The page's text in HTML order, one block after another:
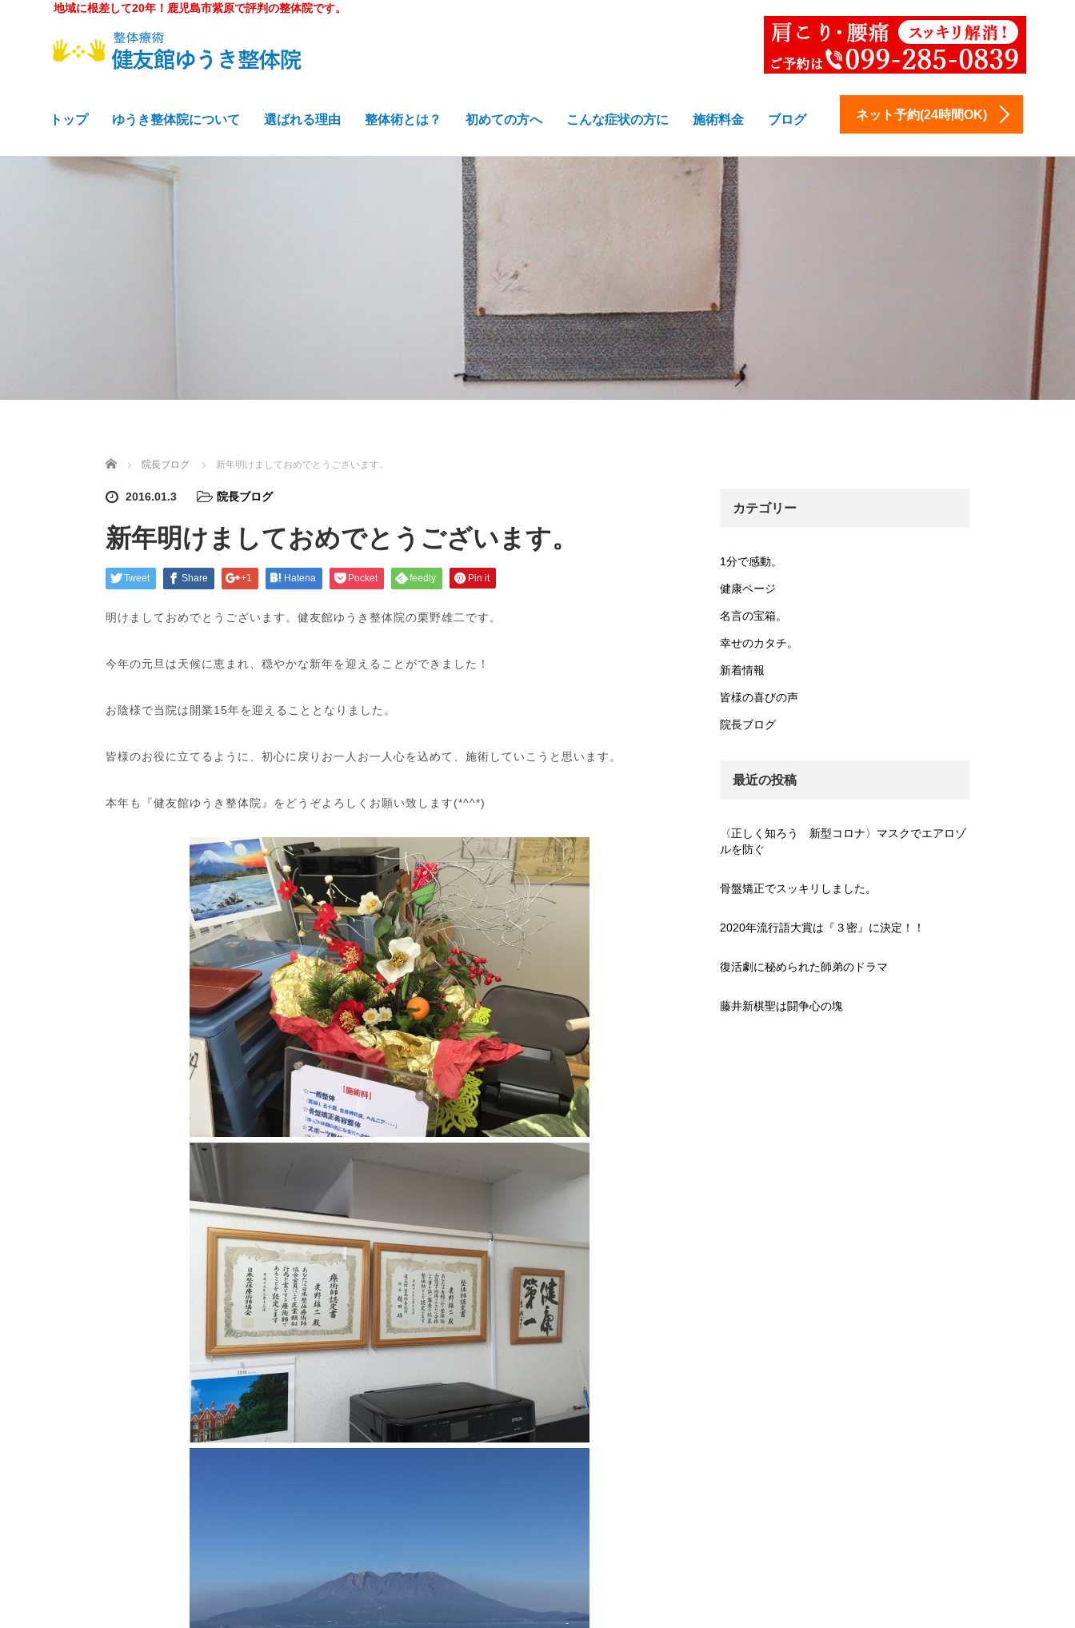
地域に根差して20年！鹿児島市紫原で評判の整体院です。
トップ ゆうき整体院について 選ばれる理由 整体術とは？ 初めての方へ こんな症状の方に 施術料金 ブログ ネット予約(24時間OK)
ホーム 院長ブログ 新年明けましておめでとうございます。
2016.01.3 院長ブログ
新年明けましておめでとうございます。
Tweet Share +1 Hatena Pocket feedly Pin it
明けましておめでとうございます。健友館ゆうき整体院の栗野雄二です。
今年の元旦は天候に恵まれ、穏やかな新年を迎えることができました！
お陰様で当院は開業15年を迎えることとなりました。
皆様のお役に立てるように、初心に戻りお一人お一人心を込めて、施術していこうと思います。
本年も『健友館ゆうき整体院』をどうぞよろしくお願い致します(*^^*)
カテゴリー
1分で感動。
健康ページ
名言の宝箱。
幸せのカタチ。
新着情報
皆様の喜びの声
院長ブログ
最近の投稿
〈正しく知ろう 新型コロナ〉マスクでエアロゾ
ルを防ぐ
骨盤矯正でスッキリしました。
2020年流行語大賞は『３密』に決定！！
復活劇に秘められた師弟のドラマ
藤井新棋聖は闘争心の塊